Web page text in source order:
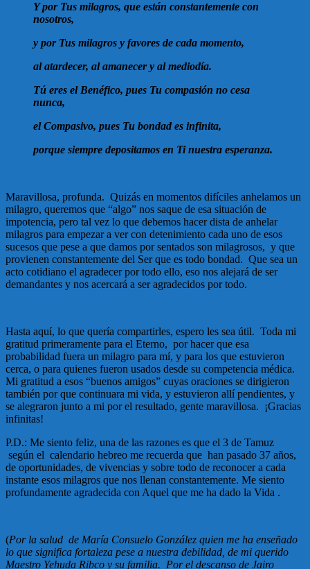
Y por Tus milagros, que están constantemente con
nosotros,
y por Tus milagros y favores de cada momento,
al atardecer, al amanecer y al mediodía.
Tú eres el Benéfico, pues Tu compasión no cesa
nunca,
el Compasivo, pues Tu bondad es infinita,
porque siempre depositamos en Ti nuestra esperanza.
Maravillosa, profunda. Quizás en momentos difíciles anhelamos un
milagro, queremos que “algo” nos saque de esa situación de
impotencia, pero tal vez lo que debemos hacer dista de anhelar
milagros para empezar a ver con detenimiento cada uno de esos
sucesos que pese a que damos por sentados son milagrosos, y que
provienen constantemente del Ser que es todo bondad. Que sea un
acto cotidiano el agradecer por todo ello, eso nos alejará de ser
demandantes y nos acercará a ser agradecidos por todo.
Hasta aquí, lo que quería compartirles, espero les sea útil. Toda mi
gratitud primeramente para el Eterno, por hacer que esa
probabilidad fuera un milagro para mí, y para los que estuvieron
cerca, o para quienes fueron usados desde su competencia médica.
Mi gratitud a esos “buenos amigos” cuyas oraciones se dirigieron
también por que continuara mi vida, y estuvieron allí pendientes, y
se alegraron junto a mi por el resultado, gente maravillosa. ¡Gracias
infinitas!
P.D.: Me siento feliz, una de las razones es que el 3 de Tamuz
según el calendario hebreo me recuerda que han pasado 37 años,
de oportunidades, de vivencias y sobre todo de reconocer a cada
instante esos milagros que nos llenan constantemente. Me siento
profundamente agradecida con Aquel que me ha dado la Vida .
(Por la salud de María Consuelo González quien me ha enseñado
lo que significa fortaleza pese a nuestra debilidad, de mi querido
Maestro Yehuda Ribco y su familia. Por el descanso de Jairo